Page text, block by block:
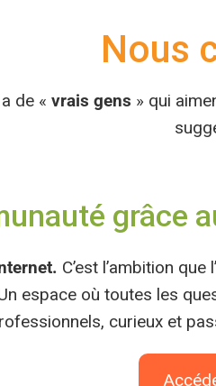
Nous
de « vrais gens » qui
grâce
C’est l’ambition
espace où toutes les
curieux et